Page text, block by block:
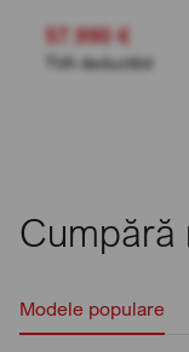
57.990 €
TVA deductibil
Cumpără
Modele populare